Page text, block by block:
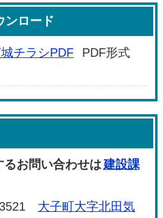
ンロード
チラシPDF
PDF形式
るお問い合わせは建設課
大子町大字北田気